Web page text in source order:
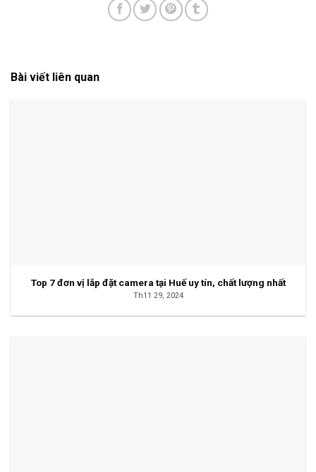
Bài viết liên quan
Top 7 đơn vị lắp đặt camera tại Huế uy tín, chất lượng nhất
Th11 29, 2024